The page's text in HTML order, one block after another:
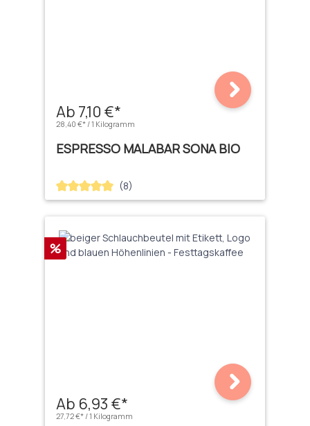
Ab 7,10 €*
28,40 €* / 1 Kilogramm
ESPRESSO MALABAR SONA BIO
Durchschnittliche Bewertung von 5 von 5 Sternen
(8)
Rabatt
%
Ab 6,93 €*
27,72 €* / 1 Kilogramm